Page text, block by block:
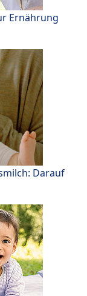
Ernährung
Darauf